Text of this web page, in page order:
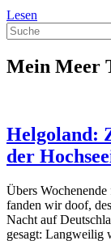
Lesen
am
Veluwemeer:
Familie,
Flaute
Suche
Mein Meer
Helgoland:
der
Übers
fanden wir doof,
Nacht auf
gesagt: Langweilig